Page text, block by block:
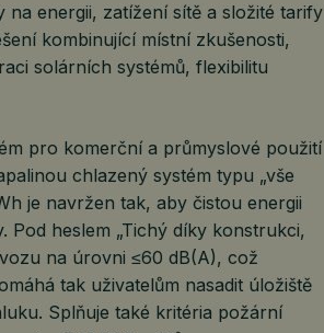
na energii, zatížení sítě a složité tarify
kombinující místní zkušenosti,
solárních systémů, flexibilitu
pro komerční a průmyslové použití
chlazený systém typu „vše
je navržen tak, aby čistou energii
heslem „Tichý díky konstrukci,
na úrovni ≤60 dB(A), což
tak uživatelům nasadit úložiště
Splňuje také kritéria požární